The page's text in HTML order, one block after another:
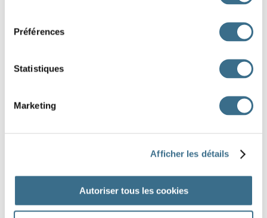
Préférences
Statistiques
Marketing
Afficher les détails
Autoriser tous les cookies
1